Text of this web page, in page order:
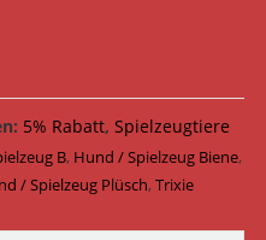
5% Rabatt, Spielzeugtiere
B, Hund / Spielzeug Biene,
/ Spielzeug Plüsch,Trixie